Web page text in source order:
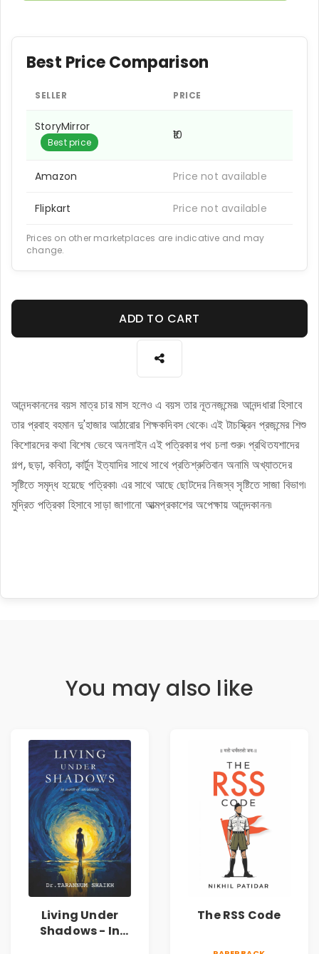
Best Price Comparison
SELLER PRICE
StoryMirror
Best price
₹10
Amazon Price not available
Flipkart Price not available
Prices on other marketplaces are indicative and may
change.
ADD TO CART
আনন্দকাননের বয়স মাত্র চার মাস হলেও এ বয়স তার নূতনজন্মের৷ আনন্দধারা হিসাবে
তার প্রবাহ বহমান দু'হাজার আঠারোর শিক্ষকদিবস থেকে৷ এই টাচস্ক্রিন প্রজন্মের শিশু
কিশোরদের কথা বিশেষ ভেবে অনলাইন এই পত্রিকার পথ চলা শুরু৷ প্রথিতযশাদের
গল্প, ছড়া, কবিতা, কার্টুন ইত্যাদির সাথে সাথে প্রতিশ্রুতিবান অনামি অখ্যাতদের
সৃষ্টিতে সমৃদ্ধ হয়েছে পত্রিকা৷ এর সাথে আছে ছোটদের নিজস্ব সৃষ্টিতে সাজা বিভাগ৷
মুদ্রিত পত্রিকা হিসাবে সাড়া জাগানো আত্মপ্রকাশের অপেক্ষায় আনন্দকানন৷
You may also like
Living Under
Shadows - In
The RSS Code